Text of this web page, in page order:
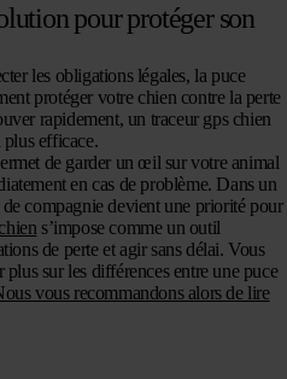
pour protéger son
les obligations légales, la puce
protéger votre chien contre la perte
rapidement, un traceur gps chien
plus efficace.
de garder un œil sur votre animal
en cas de problème. Dans un
compagnie devient une priorité pour
s’impose comme un outil
de perte et agir sans délai. Vous
plus sur les différences entre une puce
vous recommandons alors de lire